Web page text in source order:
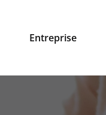
Entreprise